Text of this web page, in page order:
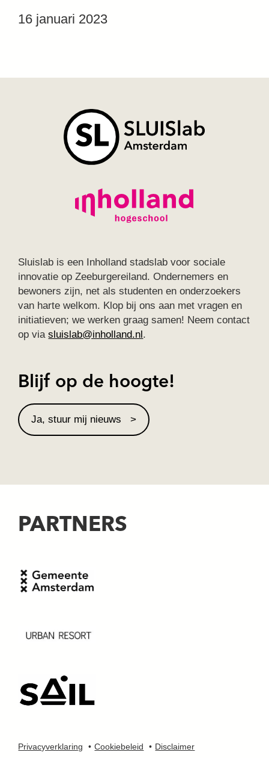
16 januari 2023
Sluislab is een Inholland stadslab voor sociale
innovatie op Zeeburgereiland. Ondernemers en
bewoners zijn, net als studenten en onderzoekers
van harte welkom. Klop bij ons aan met vragen en
initiatieven; we werken graag samen! Neem contact
op viasluislab@inholland.nl.
Blijf op de hoogte!
Ja, stuur mij nieuws
PARTNERS
Privacyverklaring Cookiebeleid
Disclaimer